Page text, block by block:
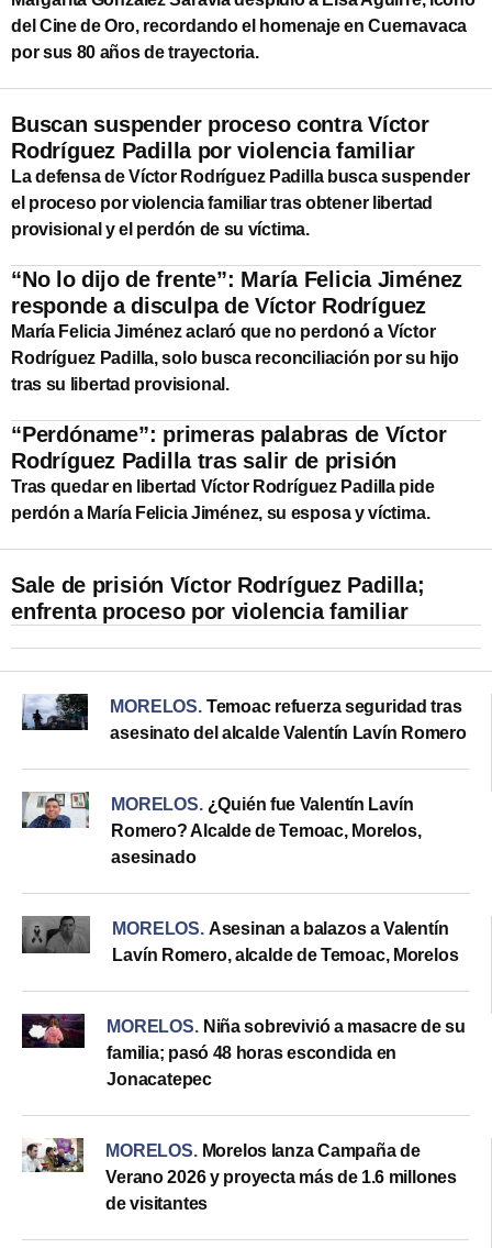
del Cine de Oro, recordando el homenaje en Cuernavaca
por sus 80 años de trayectoria.
Buscan suspender proceso contra Víctor
Rodríguez Padilla por violencia familiar
La defensa de Víctor Rodríguez Padilla busca suspender
el proceso por violencia familiar tras obtener libertad
provisional y el perdón de su víctima.
“No lo dijo de frente”: María Felicia Jiménez
responde a disculpa de Víctor Rodríguez
María Felicia Jiménez aclaró que no perdonó a Víctor
Rodríguez Padilla, solo busca reconciliación por su hijo
tras su libertad provisional.
“Perdóname”: primeras palabras de Víctor
Rodríguez Padilla tras salir de prisión
Tras quedar en libertad Víctor Rodríguez Padilla pide
perdón a María Felicia Jiménez, su esposa y víctima.
Sale de prisión Víctor Rodríguez Padilla;
enfrenta proceso por violencia familiar
MORELOS. Temoac refuerza seguridad tras
asesinato del alcalde Valentín Lavín Romero
MORELOS. ¿Quién fue Valentín Lavín
Romero? Alcalde de Temoac, Morelos,
asesinado
MORELOS. Asesinan a balazos a Valentín
Lavín Romero, alcalde de Temoac, Morelos
MORELOS. Niña sobrevivió a masacre de su
familia; pasó 48 horas escondida en
Jonacatepec
MORELOS. Morelos lanza Campaña de
Verano 2026 y proyecta más de 1.6 millones
de visitantes